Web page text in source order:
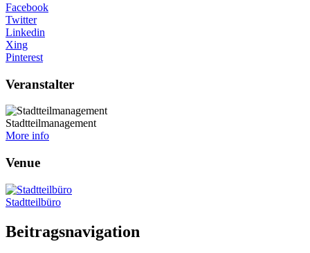
Facebook
Twitter
Linkedin
Xing
Pinterest
Veranstalter
Stadtteilmanagement
More info
Venue
Stadtteilbüro
Beitragsnavigation